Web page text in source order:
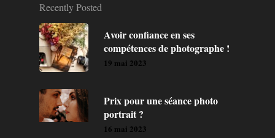
Recently Posted
Avoir confiance en ses
compétences de photographe !
19 mai 2023
Prix pour une séance photo
portrait ?
16 mai 2023